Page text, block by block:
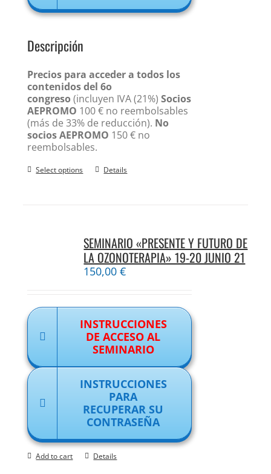
Descripción
Precios para acceder a todos los
contenidos del 6o
congreso(incluyen IVA (21%)Socios
AEPROMO 100 € no reembolsables
(más de 33% de reducción). No
socios AEPROMO 150 € no
reembolsables.
Select options Details
SEMINARIO «PRESENTE Y FUTURO DE
LA OZONOTERAPIA» 19-20 JUNIO 21
150,00€
INSTRUCCIONES
DE ACCESO AL
SEMINARIO
INSTRUCCIONES
PARA
RECUPERAR SU
CONTRASEÑA
Add to cart Details